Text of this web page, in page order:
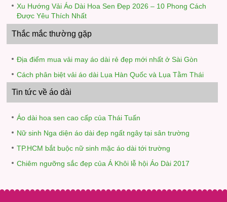
Xu Hướng Vải Áo Dài Hoa Sen Đẹp 2026 – 10 Phong Cách
Được Yêu Thích Nhất
Thắc mắc thường gặp
Địa điểm mua vải may áo dài rẻ đẹp mới nhất ở Sài Gòn
Cách phân biệt vải áo dài Lụa Hàn Quốc và Lụa Tằm Thái
Tin tức về áo dài
Áo dài hoa sen cao cấp của Thái Tuấn
Nữ sinh Nga diện áo dài đẹp ngất ngây tại sân trường
TP.HCM bắt buộc nữ sinh mặc áo dài tới trường
Chiêm ngưỡng sắc đẹp của Á Khôi lễ hội Áo Dài 2017